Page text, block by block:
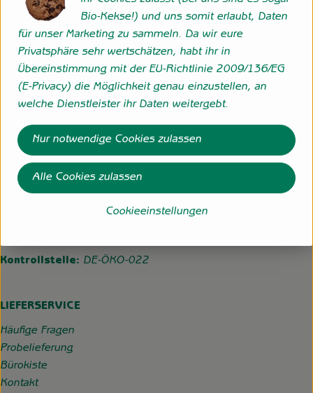
Herkunft
Italien
Folge uns
Hofgemeinschaft Grummersort
Hauptmoorweg 3
Kontrollstelle: DE-ÖKO-022
LIEFERSERVICE
Häufige Fragen
Probelieferung
Bürokiste
Kontakt
Bio-Kekse!) und uns somit erlaubt, Daten
für unser Marketing zu sammeln. Da wir eure
Privatsphäre sehr wertschätzen, habt ihr in
Übereinstimmung mit der EU-Richtlinie 2009/136/EG
(E-Privacy) die Möglichkeit genau einzustellen, an
welche Dienstleister ihr Daten weitergebt.
Cookieeinstellungen
Nur notwendige Cookies zulassen
Alle Cookies zulassen